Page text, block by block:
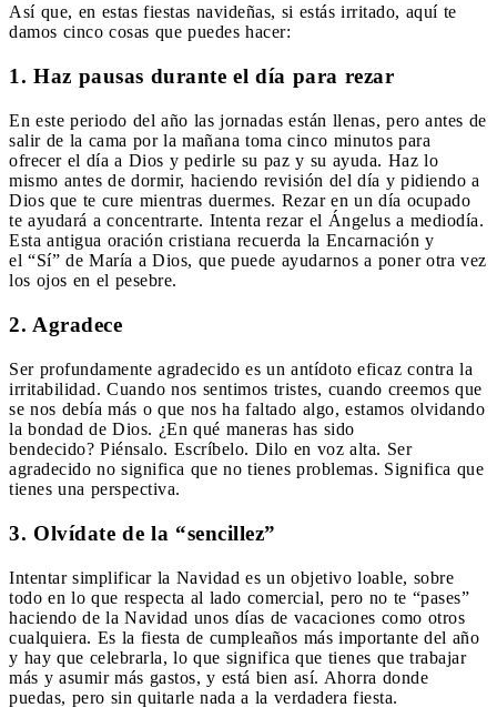
Así que, en estas fiestas navideñas, si estás irritado, aquí te
damos cinco cosas que puedes hacer:
1. Haz pausas durante el día para rezar
En este periodo del año las jornadas están llenas, pero antes de
salir de la cama por la mañana toma cinco minutos para
ofrecer el día a Dios y pedirle su paz y su ayuda. Haz lo
mismo antes de dormir, haciendo revisión del día y pidiendo a
Dios que te cure mientras duermes. Rezar en un día ocupado
te ayudará a concentrarte. Intenta rezar el Ángelus a mediodía.
Esta antigua oración cristiana recuerda la Encarnación y
el “Sí” de María a Dios, que puede ayudarnos a poner otra vez
los ojos en el pesebre.
2. Agradece
Ser profundamente agradecido es un antídoto eficaz contra la
irritabilidad. Cuando nos sentimos tristes, cuando creemos que
se nos debía más o que nos ha faltado algo, estamos olvidando
la bondad de Dios. ¿En qué maneras has sido
bendecido? Piénsalo. Escríbelo. Dilo en voz alta. Ser
agradecido no significa que no tienes problemas. Significa que
tienes una perspectiva.
3. Olvídate de la “sencillez”
Intentar simplificar la Navidad es un objetivo loable, sobre
todo en lo que respecta al lado comercial, pero no te “pases”
haciendo de la Navidad unos días de vacaciones como otros
cualquiera. Es la fiesta de cumpleaños más importante del año
y hay que celebrarla, lo que significa que tienes que trabajar
más y asumir más gastos, y está bien así. Ahorra donde
puedas, pero sin quitarle nada a la verdadera fiesta.